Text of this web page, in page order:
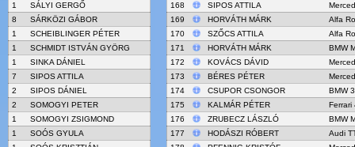
1
SÁLYI GERGŐ
8
SÁRKÖZI GÁBOR
1
SCHEIBLINGER PÉTER
1
SCHMIDT ISTVÁN GYÖRG
1
SINKA DÁNIEL
7
SIPOS ATTILA
2
SIPOS DÁNIEL
2
SOMOGYI PETER
1
SOMOGYI ZSIGMOND
1
SOÓS GYULA
168
SIPOS ATTILA
169
HORVÁTH MÁRK
Alfa
170
SZŐCS ATTILA
Alfa
171
HORVÁTH MÁRK
BMW
172
KOVÁCS DÁVID
173
BÉRES PÉTER
174
CSUPOR CSONGOR
BMW
175
KALMÁR PÉTER
Ferrari
176
ZRUBECZ LÁSZLÓ
BMW
177
HODÁSZI RÓBERT
Audi